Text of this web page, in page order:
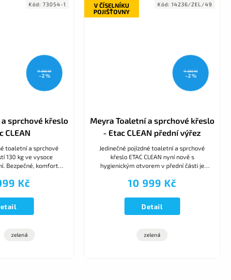
11 260 Kč
–2 %
sprchové křeslo
CLEAN
Kč
toaletní a sprchové
130 kg ve vysoce
Bezpečné, komfortní
4 kolečka...
zelená
Kód: 73054-1
V ČÍSELNÍKU
POJIŠŤOVNY
11 260 Kč
–2 %
Meyra Toaletní a sprchové křeslo
- Etac CLEAN přední výřez
10 999 Kč
Detail
Jedinečné pojízdné toaletní a sprchové
křeslo ETAC CLEAN nyní nově s
hygienickým otvorem v přední části je
spojenému madlu. Chytrý design...
zelená
Kód: 14236/ZEL/49